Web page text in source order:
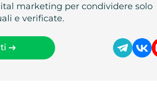
marketing per condividere solo
e verificate.